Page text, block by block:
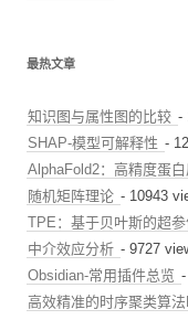
最热文章
知识图与属性图的比较 -
SHAP-模型可解释性 -
AlphaFold2：高精度蛋
随机矩阵理论 - 10943
TPE：基于贝叶斯的超
中介效应分析 - 9727
Obsidian-常用插件总览
高效精准的时序聚类算